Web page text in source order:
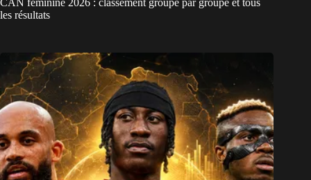
CAN féminine 2026 : classement groupe par groupe et tous
les résultats